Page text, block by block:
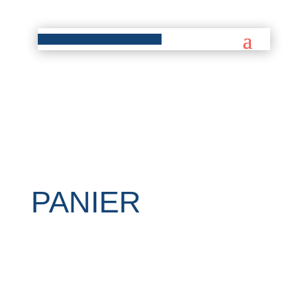
PANIER